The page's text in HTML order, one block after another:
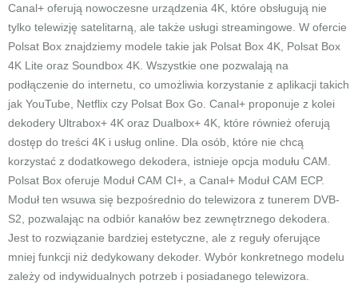
Canal+ oferują nowoczesne urządzenia 4K, które obsługują nie
tylko telewizję satelitarną, ale także usługi streamingowe. W ofercie
Polsat Box znajdziemy modele takie jak Polsat Box 4K, Polsat Box
4K Lite oraz Soundbox 4K. Wszystkie one pozwalają na
podłączenie do internetu, co umożliwia korzystanie z aplikacji takich
jak YouTube, Netflix czy Polsat Box Go. Canal+ proponuje z kolei
dekodery Ultrabox+ 4K oraz Dualbox+ 4K, które również oferują
dostęp do treści 4K i usług online. Dla osób, które nie chcą
korzystać z dodatkowego dekodera, istnieje opcja modułu CAM.
Polsat Box oferuje Moduł CAM CI+, a Canal+ Moduł CAM ECP.
Moduł ten wsuwa się bezpośrednio do telewizora z tunerem DVB-
S2, pozwalając na odbiór kanałów bez zewnętrznego dekodera.
Jest to rozwiązanie bardziej estetyczne, ale z reguły oferujące
mniej funkcji niż dedykowany dekoder. Wybór konkretnego modelu
zależy od indywidualnych potrzeb i posiadanego telewizora.